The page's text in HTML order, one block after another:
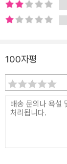
다락방에서도, 좁
시장통에서도 책을
도 모른다. 작가는
안에 담아 아이들
은 자기의 세계를
에서 걷는 친구를
있다.
100자평